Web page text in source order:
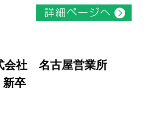
会社 名古屋営業所
新卒